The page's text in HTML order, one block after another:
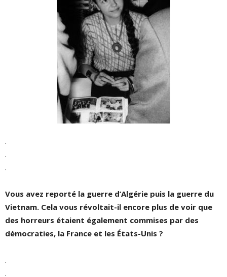
.
.
.
Vous avez reporté la guerre d’Algérie puis la guerre du
Vietnam. Cela vous révoltait-il encore plus de voir que
des horreurs étaient également commises par des
démocraties, la France et les États-Unis ?
.
.